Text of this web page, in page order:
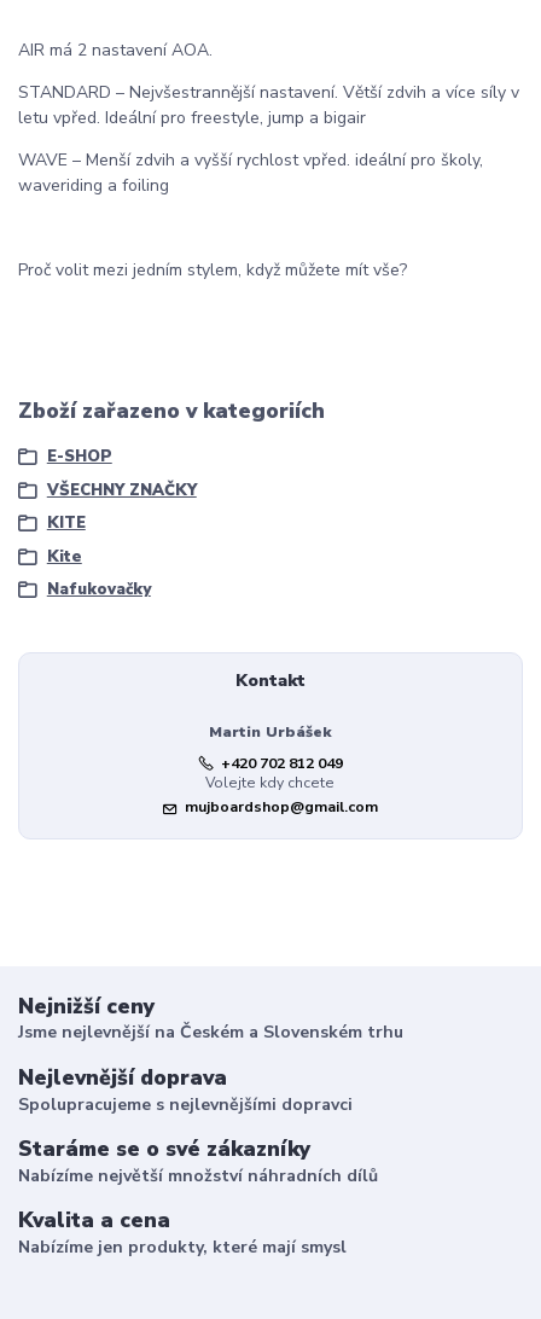
AIR má 2 nastavení AOA.
STANDARD – Nejvšestrannější nastavení. Větší zdvih a více síly v
letu vpřed. Ideální pro freestyle, jump a bigair
WAVE – Menší zdvih a vyšší rychlost vpřed. ideální pro školy,
waveriding a foiling
Proč volit mezi jedním stylem, když můžete mít vše?
Zboží zařazeno v kategoriích
E-SHOP
VŠECHNY ZNAČKY
KITE
Kite
Nafukovačky
Kontakt
Martin Urbášek
+420 702 812 049
Volejte kdy chcete
mujboardshop@gmail.com
Nejnižší ceny
Jsme nejlevnější na Českém a Slovenském trhu
Nejlevnější doprava
Spolupracujeme s nejlevnějšími dopravci
Staráme se o své zákazníky
Nabízíme největší množství náhradních dílů
Kvalita a cena
Nabízíme jen produkty, které mají smysl